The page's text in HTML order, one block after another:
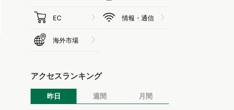
EC 情報・通信
海外市場
アクセスランキング
昨日 週間 月間